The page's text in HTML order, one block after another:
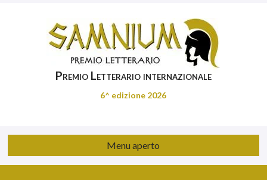
Premio Letterario internazionale
6^ edizione 2026
Menu aperto